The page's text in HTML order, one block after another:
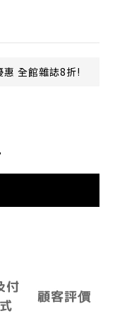
惠 全館雜誌8折!
付
顧客評價